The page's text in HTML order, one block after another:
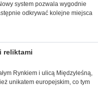
system pozwala wygodnie
odkrywać kolejne miejsca
reliktami
Rynkiem i ulicą Międzyleśną,
unikatem europejskim, co tym